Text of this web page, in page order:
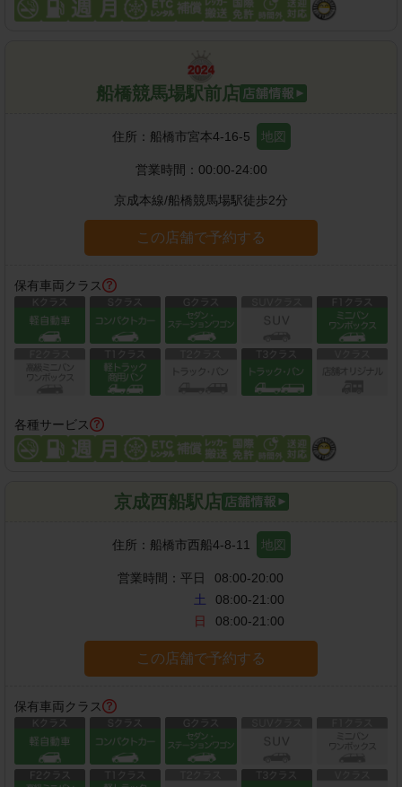
船橋競馬場駅前店
住所： 船橋市宮本4-16-5 地図
営業時間： 00:00-24:00
京成本線/船橋競馬場駅徒歩2分
この店舗で予約する
保有車両クラス
各種サービス
京成西船駅店
住所： 船橋市西船4-8-11 地図
営業時間： 平日
08:00-20:00
土
08:00-21:00
日
08:00-21:00
この店舗で予約する
保有車両クラス